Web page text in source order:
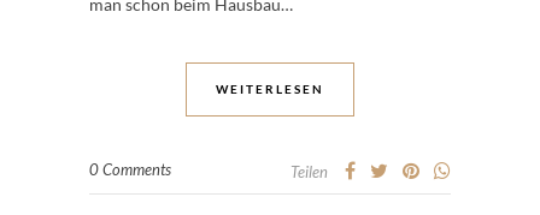
man schon beim Hausbau…
WEITERLESEN
0 Comments Teilen